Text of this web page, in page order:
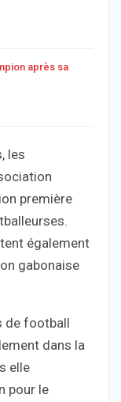
après sa
les
première
également
gabonaise
de football
dans la
elle
pour le